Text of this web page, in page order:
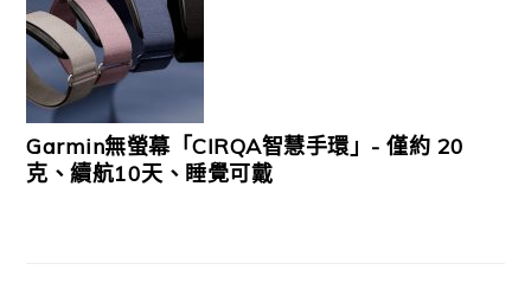
Garmin無螢幕「CIRQA智慧手環」- 僅約 20
克、續航10天、睡覺可戴